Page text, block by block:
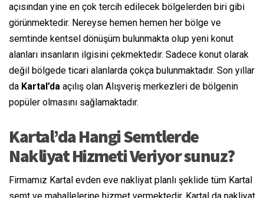
açısından yine en çok tercih edilecek bölgelerden biri gibi
görünmektedir. Nereyse hemen hemen her bölge ve
semtinde kentsel dönüşüm bulunmakta olup yeni konut
alanları insanların ilgisini çekmektedir. Sadece konut olarak
değil bölgede ticari alanlarda çokça bulunmaktadır. Son yıllar
da Kartal’da açılış olan Alışveriş merkezleri de bölgenin
popüler olmasını sağlamaktadır.
Kartal’da Hangi Semtlerde
Nakliyat Hizmeti Veriyor sunuz?
Firmamız Kartal evden eve nakliyat planlı şeklide tüm Kartal